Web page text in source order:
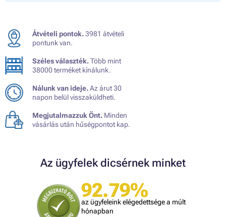
Átvételi pontok.3981 átvételi
pontunk van.
Széles választék.Több mint
38000 terméket kínálunk.
Nálunk van ideje.Az árut 30
napon belül visszaküldheti.
Megjutalmazzuk Önt. Minden
vásárlás után hűségpontot kap.
Az ügyfelek dicsérnek minket
92.79%
az ügyfeleink elégedettsége a múlt
hónapban